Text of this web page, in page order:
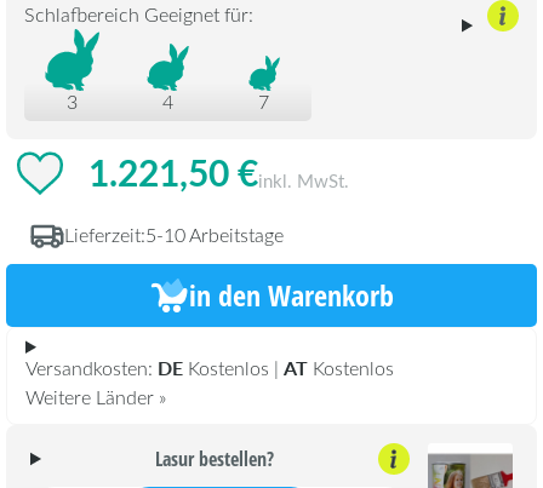
Schlafbereich Geeignet für:
3 4 7
1.221,50 €inkl. MwSt.
Lieferzeit:5-10 Arbeitstage
in den Warenkorb
Versandkosten: DE Kostenlos | AT Kostenlos
Weitere Länder »
Lasur bestellen?